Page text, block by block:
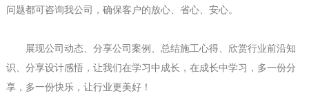
问题都可咨询我公司，确保客户的放心、省心、安心。
展现公司动态、分享公司案例、总结施工心得、欣赏行业前沿知
识、分享设计感悟，让我们在学习中成长，在成长中学习，多一份分
享，多一份快乐，让行业更美好！